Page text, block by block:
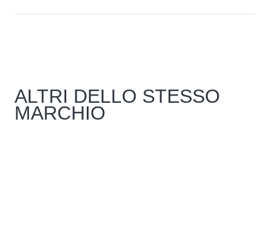
ALTRI DELLO STESSO
MARCHIO